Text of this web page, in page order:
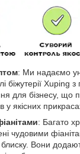
: Ми надаємо
біжутерії Xuping
для бізнесу, що
у якісних
: Багато
чудовими
блиску. Вони